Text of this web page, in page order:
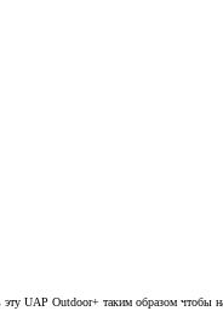
UAP Outdoor+ таким образом